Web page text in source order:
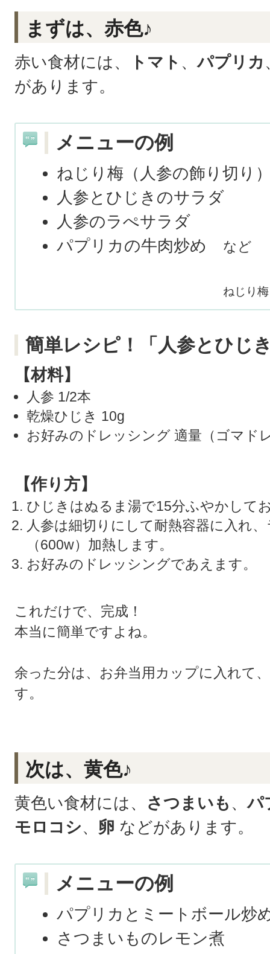
まずは、赤色♪
赤い食材には、 トマト 、パプリカ
があります。
メニューの例
ねじり梅（人参の飾り切り
人参とひじきのサラダ
人参のラぺサラダ
パプリカの牛肉炒め
など
ねじり梅
簡単レシピ！「人参とひじ
【材料】
人参 1/2本
乾燥ひじき 10g
お好みのドレッシング 適量（ゴマド
【作り方】
ひじきはぬるま湯で15分ふやかして
人参は細切りにして耐熱容器に入れ
（600w）加熱します。
お好みのドレッシングであえます。
これだけで、完成！
本当に簡単ですよね。
余った分は、お弁当用カップに入れて
す。
次は、黄色♪
黄色い食材には、 さつまいも 、パ
モロコシ、 卵 などがあります。
メニューの例
パプリカとミートボール炒
さつまいものレモン煮